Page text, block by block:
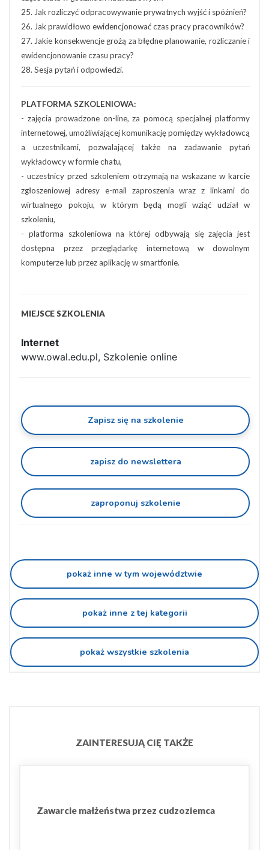
25. Jak rozliczyć odpracowywanie prywatnych wyjść i spóźnień?
26. Jak prawidłowo ewidencjonować czas pracy pracowników?
27. Jakie konsekwencje grożą za błędne planowanie, rozliczanie i
ewidencjonowanie czasu pracy?
28. Sesja pytań i odpowiedzi.
PLATFORMA SZKOLENIOWA:
- zajęcia prowadzone on-line, za pomocą specjalnej platformy
internetowej, umożliwiającej komunikację pomiędzy wykładowcą
a uczestnikami, pozwalającej także na zadawanie pytań
wykładowcy w formie chatu,
- uczestnicy przed szkoleniem otrzymają na wskazane w karcie
zgłoszeniowej adresy e-mail zaproszenia wraz z linkami do
wirtualnego pokoju, w którym będą mogli wziąć udział w
szkoleniu,
- platforma szkoleniowa na której odbywają się zajęcia jest
dostępna przez przeglądarkę internetową w dowolnym
komputerze lub przez aplikację w smartfonie.
MIEJSCE SZKOLENIA
Internet
www.owal.edu.pl, Szkolenie online
Zapisz się na szkolenie
zapisz do newslettera
zaproponuj szkolenie
pokaż inne w tym województwie
pokaż inne z tej kategorii
pokaż wszystkie szkolenia
ZAINTERESUJĄ CIĘ TAKŻE
Zawarcie małżeństwa przez cudzoziemca